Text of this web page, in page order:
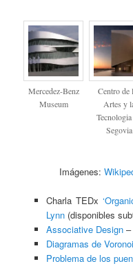
Mercedez-Benz
Museum
Centro de
Artes y
Segovia
Imágenes:
Charla TEDx
Lynn(disponibles
Associative Design–
Diagramas de Voronoi
Problema de los